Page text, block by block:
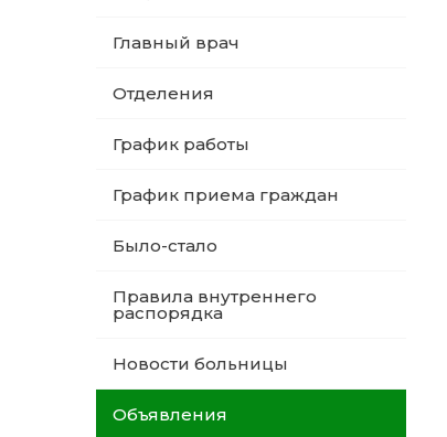
Главный врач
Отделения
График работы
График приема граждан
Было-стало
Правила внутреннего
распорядка
Новости больницы
Объявления